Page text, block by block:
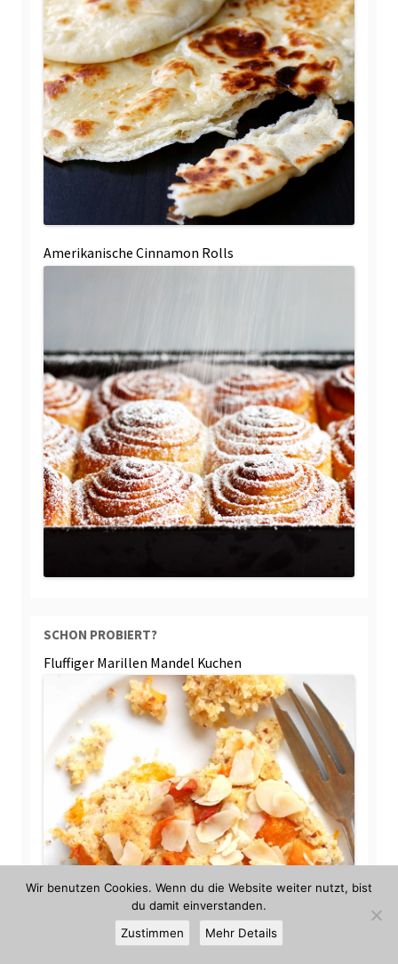
Amerikanische Cinnamon Rolls
SCHON PROBIERT?
Fluffiger Marillen Mandel Kuchen
Wir benutzen Cookies. Wenn du die Website weiter nutzt, bist
du damit einverstanden.
Zustimmen
Mehr Details